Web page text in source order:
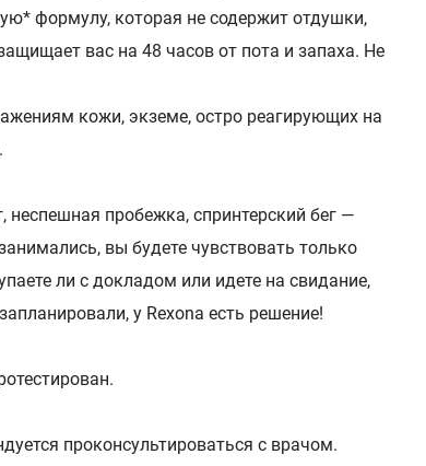
формулу, которая не содержит отдушки,
вас на 48 часов от пота и запаха. Не
кожи, экземе, остро реагирующих на
пробежка, спринтерский бег ―
вы будете чувствовать только
ли с докладом или идете на свидание,
у Rexona есть решение!
проконсультироваться с врачом.